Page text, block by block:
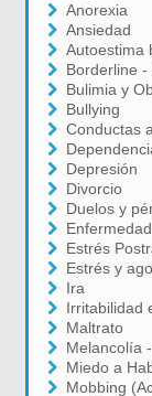
Anorexia
Ansiedad
Autoestima
Borderline
Bulimia y
Bullying
Conductas
Depresión
Divorcio
Duelos y
Estrés
Estrés y
Ira
Irritabilidad
Maltrato
Melancolía
Miedo a
Mobbing